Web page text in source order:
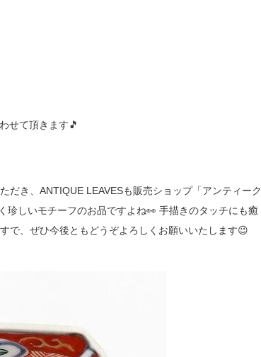
せて頂きます🎵
だき、ANTIQUE LEAVESも販売ショップ「アンティーク
珍しいモチーフのお品ですよね👀 手描きのタッチにも癒
で、ぜひ今後ともどうぞよろしくお願いいたします😉